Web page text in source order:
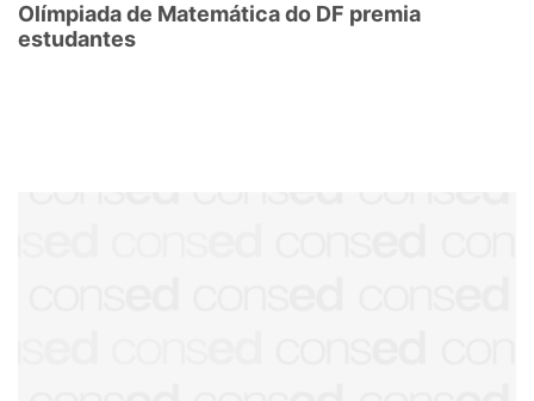
Olímpiada de Matemática do DF premia
estudantes